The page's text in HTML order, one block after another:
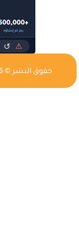
حقوق النشر © 2026